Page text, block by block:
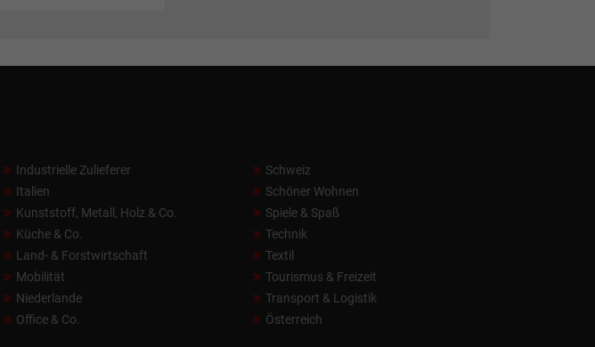
Industrielle Zulieferer
Italien
Kunststoff, Metall, Holz & Co.
Küche & Co.
Land- & Forstwirtschaft
Mobilität
Niederlande
Office & Co.
Schweiz
Schöner Wohnen
Spiele & Spaß
Technik
Textil
Tourismus & Freizeit
Transport & Logistik
Österreich